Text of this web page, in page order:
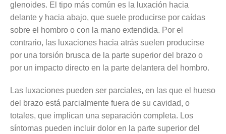
glenoides. El tipo más común es la luxación hacia
delante y hacia abajo, que suele producirse por caídas
sobre el hombro o con la mano extendida. Por el
contrario, las luxaciones hacia atrás suelen producirse
por una torsión brusca de la parte superior del brazo o
por un impacto directo en la parte delantera del hombro.
Las luxaciones pueden ser parciales, en las que el hueso
del brazo está parcialmente fuera de su cavidad, o
totales, que implican una separación completa. Los
síntomas pueden incluir dolor en la parte superior del